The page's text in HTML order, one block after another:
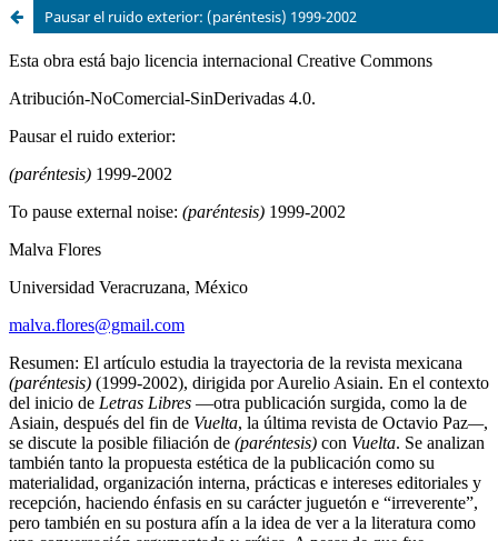
Pausar el ruido exterior: (paréntesis) 1999-2002